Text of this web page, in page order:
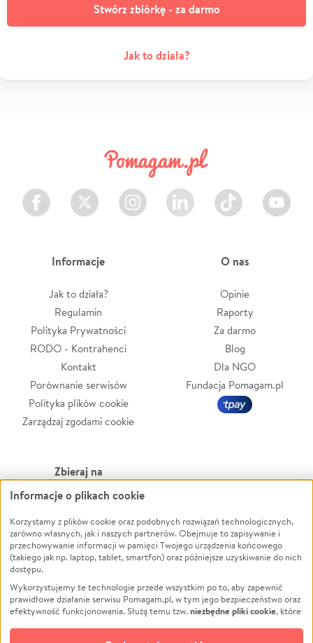
Stwórz zbiórkę - za darmo
Jak to działa?
Facebook Twitter Instagram LinkedIn TikTok Youtube
Informacje
Jak to działa?
Regulamin
Polityka Prywatności
RODO - Kontrahenci
Kontakt
Porównanie serwisów
Polityka plików cookie
Zarządzaj zgodami cookie
O nas
Opinie
Raporty
Za darmo
Blog
Dla NGO
Fundacja Pomagam.pl
Zbieraj na
Leczenie
Zwierzęta
Pożar
Ukraina
Pomoc Finansowa
Projekty
Pogrzeb
Powódź
Wichura
NGO
Edukacja
Podróż
Impreza
Informacje o plikach cookie
Korzystamy z plików cookie oraz podobnych rozwiązań technologicznych,
zarówno własnych, jak i naszych partnerów. Obejmuje to zapisywanie i
przechowywanie informacji w pamięci Twojego urządzenia końcowego
(takiego jak np. laptop, tablet, smartfon) oraz późniejsze uzyskiwanie do nich
dostępu.
Wykorzystujemy te technologie przede wszystkim po to, aby zapewnić
prawidłowe działanie serwisu Pomagam.pl, w tym jego bezpieczeństwo oraz
efektywność funkcjonowania. Służą temu tzw.niezbędne pliki cookie, które